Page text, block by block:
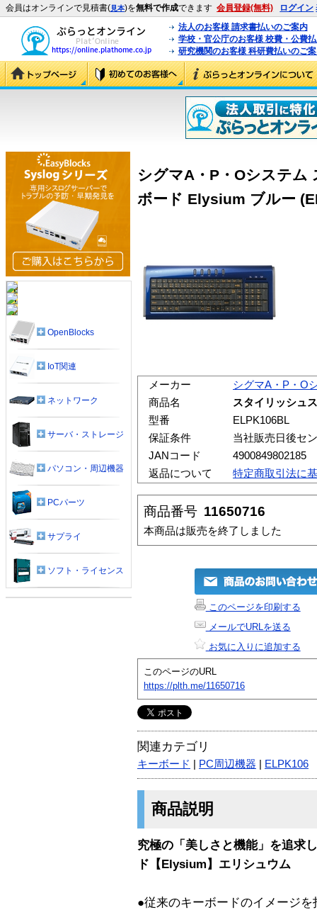
会員はオンラインで見積書(見本)を無料で作成できます 会員登録(無料) ログイン
法人のお客様 請求書払いのご案内
学校・官公庁のお客様 校費・公費
研究機関のお客様 科研費払いのご
シグマA・P・Oシステム
ボード Elysium ブルー
メーカー
シグマA・P・O
商品名
スタイリッシュ
型番
ELPK106BL
保証条件
当社販売日後セ
JANコード
4900849802185
返品について
特定商取引法に
商品番号 11650716
本商品は販売を終了しました
このページを印刷する
メールでURLを送る
お気に入りに追加する
このページのURL
https://plth.me/11650716
関連カテゴリ
キーボード PC周辺機器 ELPK106
商品説明
究極の「美しさと機能」を追求
ド【Elysium】エリシュウム
●従来のキーボードのイメージ
OpenBlocks
IoT関連
ネットワーク
サーバ・ストレージ
パソコン・周辺機器
PCパーツ
サプライ
ソフト・ライセンス